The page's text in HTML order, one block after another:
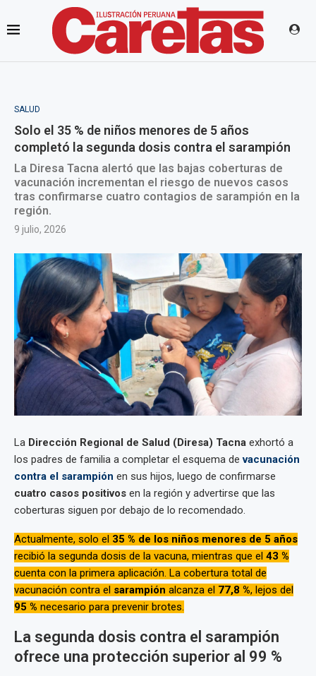
SALUD
Solo el 35 % de niños menores de 5 años
completó la segunda dosis contra el sarampión
La Diresa Tacna alertó que las bajas coberturas de
vacunación incrementan el riesgo de nuevos casos
tras confirmarse cuatro contagios de sarampión en la
región.
9 julio, 2026
La Dirección Regional de Salud (Diresa) Tacna exhortó a
los padres de familia a completar el esquema de vacunación
contra el sarampión en sus hijos, luego de confirmarse
cuatro casos positivos en la región y advertirse que las
coberturas siguen por debajo de lo recomendado.
Actualmente, solo el 35 % de los niños menores de 5 años
recibió la segunda dosis de la vacuna, mientras que el 43 %
cuenta con la primera aplicación. La cobertura total de
vacunación contra el sarampión alcanza el 77,8 %, lejos del
95 % necesario para prevenir brotes.
La segunda dosis contra el sarampión
ofrece una protección superior al 99 %